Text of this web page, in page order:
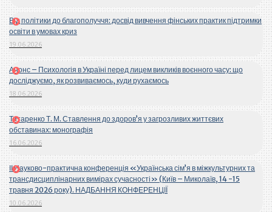
Від політики до благополуччя: досвід вивчення фінських практик підтримки
освіти в умовах криз
19.06.2026
Анонс – Психологія в Україні перед лицем викликів воєнного часу: що
досліджуємо, як розвиваємось, куди рухаємось
18.06.2026
Титаренко Т. М. Ставлення до здоров’я у загрозливих життєвих
обставинах: монографія
16.06.2026
ІІ Науково-практична конференція «Українська сім’я в міжкультурних та
трансдисциплінарних вимірах сучасності» (Київ – Миколаїв, 14 -15
травня 2026 року). НАДБАННЯ КОНФЕРЕНЦІЇ
10.06.2026